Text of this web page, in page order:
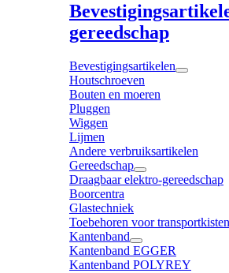
gereedschap
Bevestigingsartikelen
Houtschroeven
Bouten en moeren
Pluggen
Wiggen
Lijmen
Andere verbruiksartikelen
Gereedschap
Draagbaar elektro-gereedschap
Boorcentra
Glastechniek
Toebehoren voor transportkisten
Kantenband
Kantenband EGGER
Kantenband POLYREY